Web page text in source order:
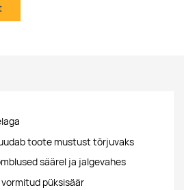
toote mustust tõrjuvaks
säärel ja jalgevahes
püksisäär